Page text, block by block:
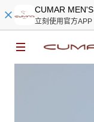
CUMAR MEN'S
立刻使用官方APP